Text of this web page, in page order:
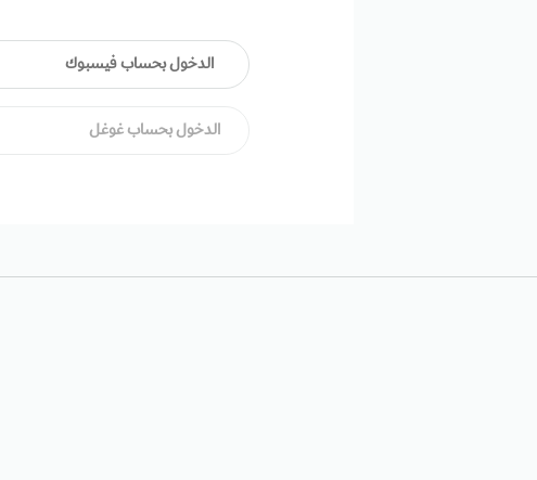
الدخول بحساب فيسبوك
الدخول بحساب غوغل